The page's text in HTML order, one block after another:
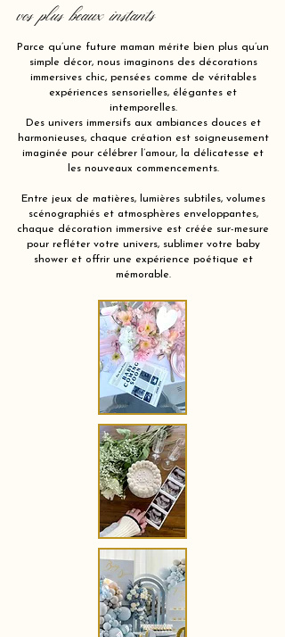
vos plus beaux instants
Parce qu’une future maman mérite bien plus qu’un
simple décor, nous imaginons des décorations
immersives chic, pensées comme de véritables
expériences sensorielles, élégantes et
intemporelles.
Des univers immersifs aux ambiances douces et
harmonieuses, chaque création est soigneusement
imaginée pour célébrer l’amour, la délicatesse et
les nouveaux commencements.
Entre jeux de matières, lumières subtiles, volumes
scénographiés et atmosphères enveloppantes,
chaque décoration immersive est créée sur-mesure
pour refléter votre univers, sublimer votre baby
shower et offrir une expérience poétique et
mémorable.